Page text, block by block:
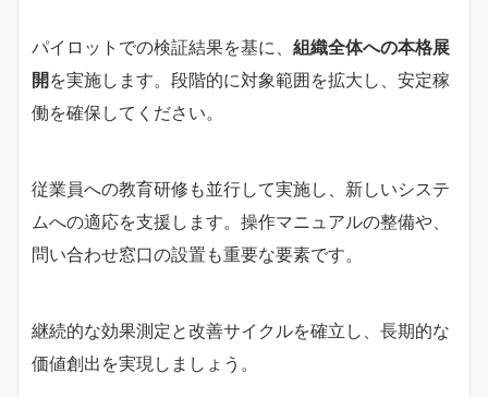
パイロットでの検証結果を基に、 組織全体への本格展
開 を実施します。段階的に対象範囲を拡大し、安定稼
働を確保してください。
従業員への教育研修も並行して実施し、新しいシステ
ムへの適応を支援します。操作マニュアルの整備や、
問い合わせ窓口の設置も重要な要素です。
継続的な効果測定と改善サイクルを確立し、長期的な
価値創出を実現しましょう。